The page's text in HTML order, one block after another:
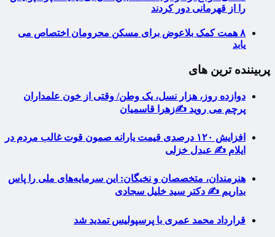
را از قهرمانی دور کردند
۸ همت کمک بلاعوض برای مسکن محرومان اختصاص می
یابد
پربیننده ترین های
دوازده روز، هزار نسل، یک وطن/ وقتی از خون علمداران
پرچم می روید ✍️زهرا قاسمیان
افزایش ۱۲۰ درصدی قیمت یارانه صمون قوت غالب مردم در
ایلام ✍️ عبدل خزلی
هنرمندان، متخصصان و نخبگان: این سرمایه‌های ملی را پاس
بداریم ✍️ دکتر سید خلیل سجادی
قرارداد محمد عمری با پرسپولیس تمدید شد